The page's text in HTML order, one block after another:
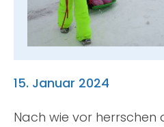
Suche
15. Januar 2024
Nach wie vor herrschen